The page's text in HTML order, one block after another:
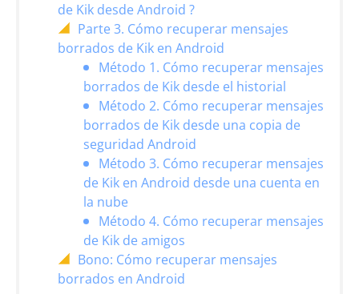
de Kik desde Android ?
Parte 3. Cómo recuperar mensajes
borrados de Kik en Android
Método 1. Cómo recuperar mensajes
borrados de Kik desde el historial
Método 2. Cómo recuperar mensajes
borrados de Kik desde una copia de
seguridad Android
Método 3. Cómo recuperar mensajes
de Kik en Android desde una cuenta en
la nube
Método 4. Cómo recuperar mensajes
de Kik de amigos
Bono: Cómo recuperar mensajes
borrados en Android